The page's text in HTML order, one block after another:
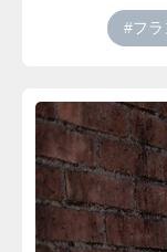
#フラ